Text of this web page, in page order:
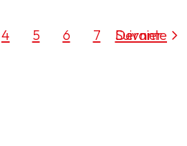
4 5 6 7 Dernier
Suivante